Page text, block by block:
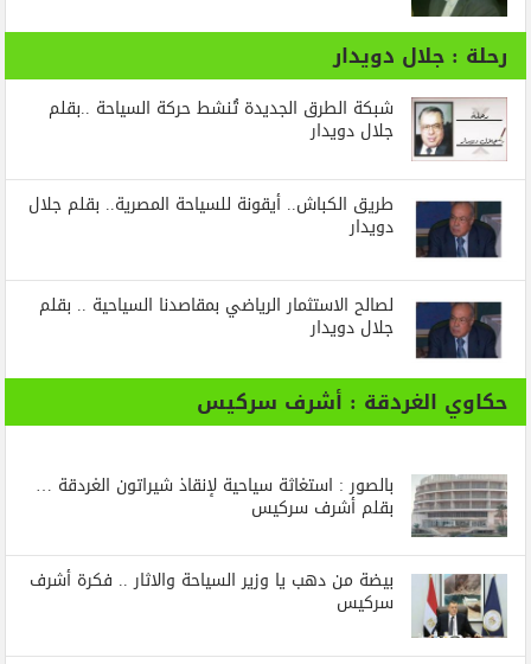
رحلة : جلال دويدار
شبكة الطرق الجديدة تُنشط حركة السياحة ..بقلم
جلال دويدار
طريق الكباش.. أيقونة للسياحة المصرية.. بقلم جلال
دويدار
لصالح الاستثمار الرياضي بمقاصدنا السياحية .. بقلم
جلال دويدار
حكاوي الغردقة : أشرف سركيس
بالصور : استغاثة سياحية لإنقاذ شيراتون الغردقة …
بقلم أشرف سركيس
بيضة من دهب يا وزير السياحة والاثار .. فكرة أشرف
سركيس